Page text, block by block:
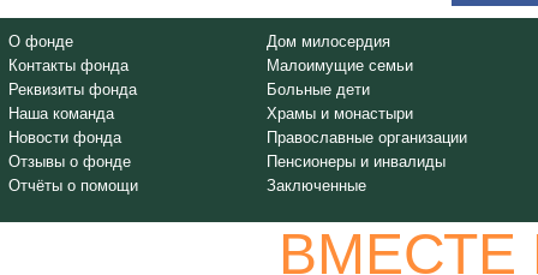
О фонде
Контакты фонда
Реквизиты фонда
Наша команда
Новости фонда
Отзывы о фонде
Отчёты о помощи
Дом милосердия
Малоимущие семьи
Больные дети
Храмы и монастыри
Православные организации
Пенсионеры и инвалиды
Заключенные